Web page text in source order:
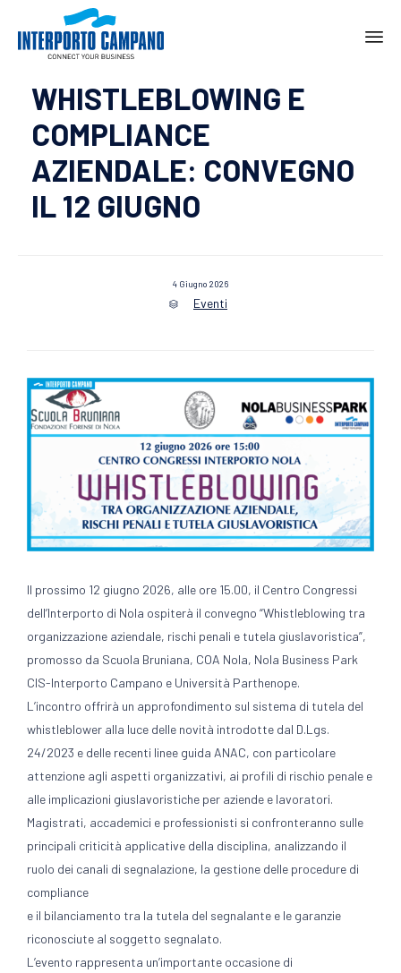
WHISTLEBLOWING E
COMPLIANCE
AZIENDALE: CONVEGNO
IL 12 GIUGNO
4 Giugno 2026
 Category
Eventi
Il prossimo 12 giugno 2026, alle ore 15.00, il Centro Congressi
dell’Interporto di Nola ospiterà il convegno “Whistleblowing tra
organizzazione aziendale, rischi penali e tutela giuslavoristica”,
promosso da Scuola Bruniana, COA Nola, Nola Business Park
CIS-Interporto Campano e Università Parthenope.
L’incontro offrirà un approfondimento sul sistema di tutela del
whistleblower alla luce delle novità introdotte dal D.Lgs.
24/2023 e delle recenti linee guida ANAC, con particolare
attenzione agli aspetti organizzativi, ai profili di rischio penale e
alle implicazioni giuslavoristiche per aziende e lavoratori.
Magistrati, accademici e professionisti si confronteranno sulle
principali criticità applicative della disciplina, analizzando il
ruolo dei canali di segnalazione, la gestione delle procedure di
compliance
e il bilanciamento tra la tutela del segnalante e le garanzie
riconosciute al soggetto segnalato.
L’evento rappresenta un’importante occasione di